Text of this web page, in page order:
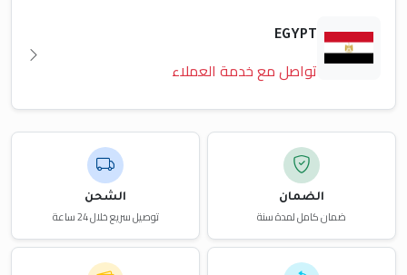
EGYPT
تواصل مع خدمة العملاء
الضمان
ضمان كامل لمدة سنة
الشحن
توصيل سريع خلال 24 ساعة